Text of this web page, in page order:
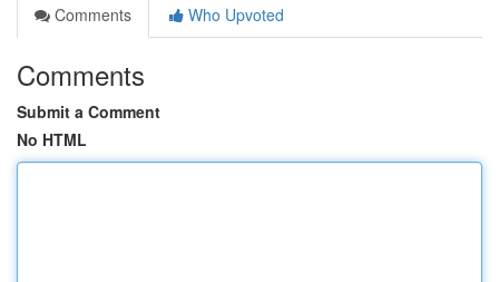
Comments
Who Upvoted
Comments
Submit a Comment
No HTML